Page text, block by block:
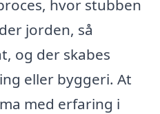
hvor stubben
jorden, så
og der skabes
eller byggeri. At
med erfaring i